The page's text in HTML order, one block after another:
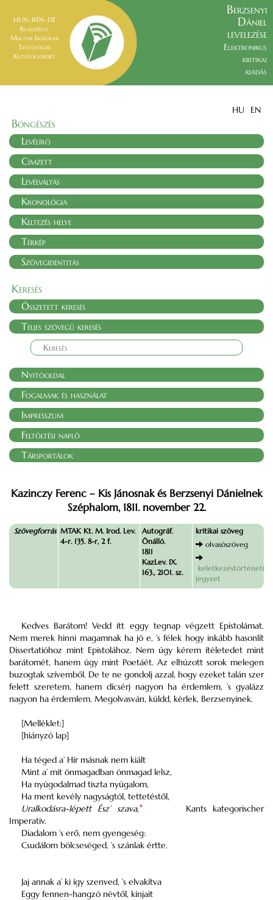
HUN–REN–DE
Klasszikus
Magyar Irodalmi
Textológiai
Kutatócsoport
Berzsenyi
Dániel
levelezése
Elektronikus
kritikai
kiadás
HU EN
Böngészés
Levélíró
Címzett
Levélváltás
Kronológia
Keltezés helye
Térkép
Szövegidentitás
Keresés
Összetett keresés
Teljes szövegű keresés
Nyitóoldal
Fogalmak és használat
Impresszum
Feltöltési napló
Társportálok
Kazinczy Ferenc – Kis Jánosnak és Berzsenyi Dánielnek
Széphalom, 1811. november 22.
Szövegforrás MTAK Kt. M. Irod. Lev.
4-r. 135. 8-r, 2 f.
Autográf.
Önálló.
1811
KazLev. IX.
163., 2101. sz.
kritikai szöveg
olvasószöveg
keletkezéstörténeti
jegyzet
Kedves Barátom! Vedd itt eggy tegnap végzett Epistolámat.
Nem merek hinni magamnak ha jó e, ’s félek hogy inkább hasonlít
Dissertatióhoz mint Epistolához. Nem úgy kérem ítéletedet mint
barátomét, hanem úgy mint Poetáét. Az elhúzott sorok melegen
buzogtak szívemből. De te ne gondolj azzal, hogy ezeket talán szer
felett szeretem, hanem dícsérj nagyon ha érdemlem, ’s gyalázz
nagyon ha érdemlem. Megolvasván, küldd, kérlek, Berzsenyinek.
[Melléklet:]
[hiányzó lap]
Ha téged a’ Hír másnak nem kiált
Mint a’ mit önmagadban önmagad lelsz,
Ha nyúgodalmad tiszta nyúgalom,
Ha ment kevély nagyságtól, tettetéstől,
Uralkodásra-lépett Ész’ szava,*
Kants kategorischer
Imperativ.
Diadalom ’s erő, nem gyengeség:
Csudálom bölcseséged, ’s szánlak értte.
Jaj annak a’ ki így szenved, ’s elvakítva
Eggy fennen-hangzó névtől, kínjait